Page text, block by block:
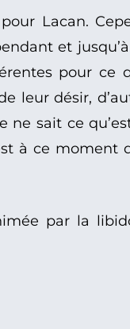
Lacan.
et
pour ce
leur désir,
sait ce
à ce moment
par la